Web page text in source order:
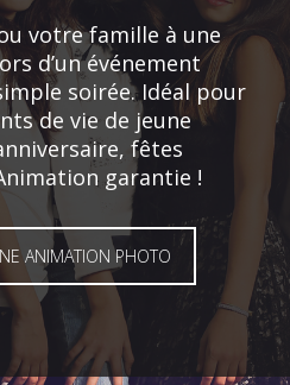
votre famille à une
d’un événement
soirée. Idéal pour
de vie de jeune
fêtes
garantie !
ANIMATION PHOTO